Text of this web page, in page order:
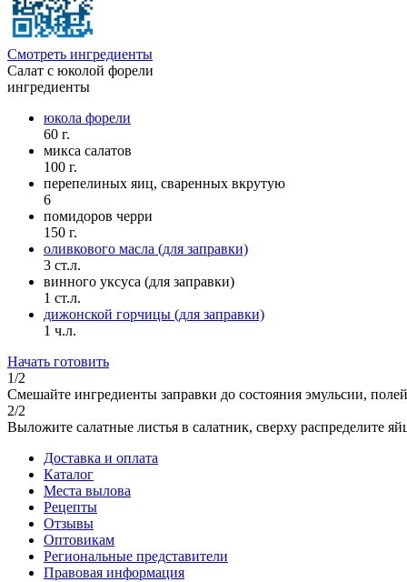
Смотреть ингредиенты
Салат с юколой форели
ингредиенты
юкола форели
60 г.
микса салатов
100 г.
перепелиных яиц, сваренных вкрутую
6
помидоров черри
150 г.
оливкового масла (для заправки)
3 ст.л.
винного уксуса (для заправки)
1 ст.л.
дижонской горчицы (для заправки)
1 ч.л.
Начать готовить
1/2
Смешайте ингредиенты заправки до состояния эмульсии,
2/2
Выложите салатные листья в салатник, сверху распределите
Доставка и оплата
Каталог
Места вылова
Рецепты
Отзывы
Оптовикам
Региональные представители
Правовая информация